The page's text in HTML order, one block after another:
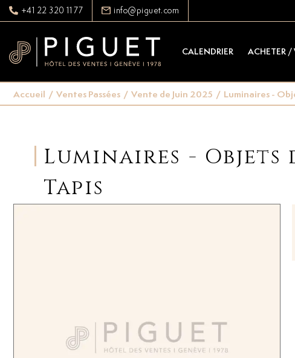
+41 22 320 11 77 info@piguet.com
CALENDRIER ACHETER /
Accueil / Ventes Passées / Vente de Juin 2025 / Luminaires -
Luminaires -
Tapis